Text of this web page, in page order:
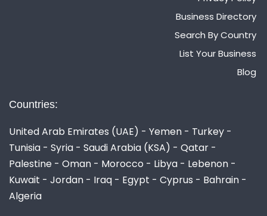
Business Directory
Search By Country
List Your Business
Blog
Countries:
United Arab Emirates (UAE) - Yemen - Turkey -
Tunisia - Syria - Saudi Arabia (KSA) - Qatar -
Palestine - Oman - Morocco - Libya - Lebenon -
Kuwait - Jordan - Iraq - Egypt - Cyprus - Bahrain -
Algeria